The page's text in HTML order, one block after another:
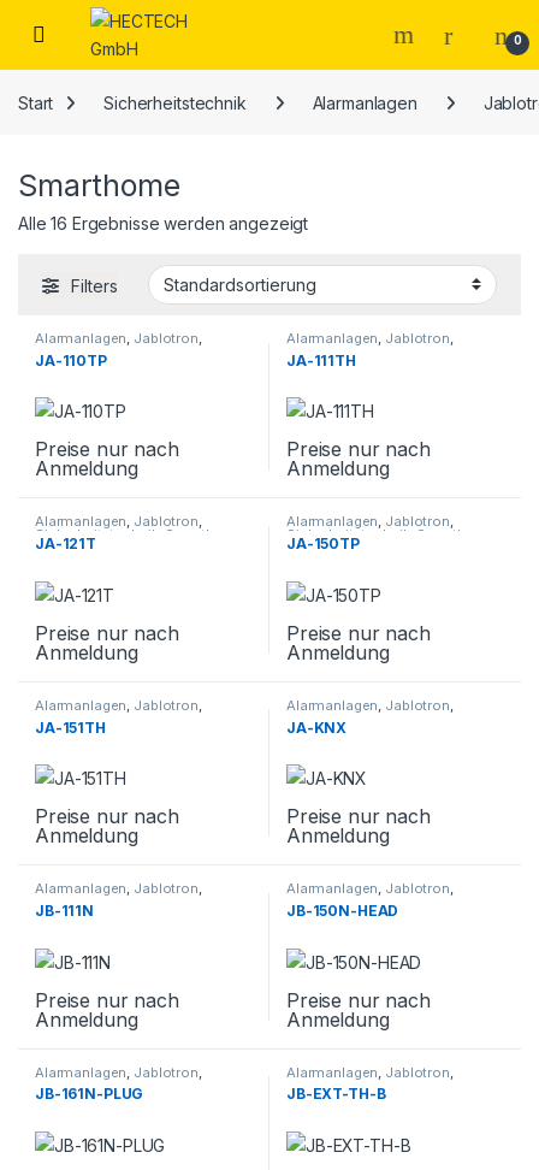
Open 0
Start Sicherheitstechnik Alarmanlagen
Smarthome
Alle 16 Ergebnisse werden angezeigt
Filters
Alarmanlagen, Jablotron,
Sicherheitstechnik Smarthome
JA-110TP
Preise nur nach
Anmeldung
Alarmanlagen, Jablotron,
Sicherheitstechnik Smarthome
JA-111TH
Preise nur nach
Anmeldung
Alarmanlagen, Jablotron,
Sicherheitstechnik Smarthome
JA-121T
Preise nur nach
Anmeldung
Alarmanlagen, Jablotron,
Sicherheitstechnik Smarthome
JA-150TP
Preise nur nach
Anmeldung
Alarmanlagen Jablotron
Sicherheitstechnik Smarthome
JA-151TH
Preise nur nach
Anmeldung
Alarmanlagen Jablotron
Sicherheitstechnik Smarthome
JA-KNX
Preise nur nach
Anmeldung
Alarmanlagen, Jablotron,
Sicherheitstechnik
JB-111N
Preise nur nach
Anmeldung
Alarmanlagen, Jablotron,
Sicherheitstechnik
JB-150N-HEAD
Preise nur nach
Anmeldung
Alarmanlagen Jablotron
Sicherheitstechnik Smarthome
JB-161N-PLUG
Alarmanlagen Jablotron
Sicherheitstechnik Smarthome
JB-EXT-TH-B